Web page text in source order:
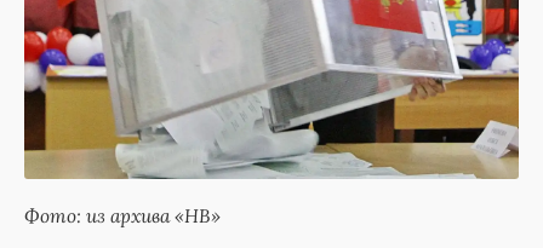
Фото: из архива «НВ»